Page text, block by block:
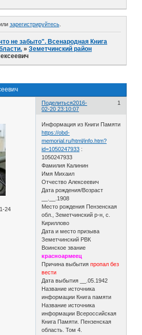
зарегистрируйтесь.
не забыто". Всенародная Книга
»Земетчинский район
Поделиться 1
2016-
02-20 23:10:07
24
Информация из Книги Памяти
https://obd-
memorial.ru/html/info.htm?
id=1050247933 :
1050247933
Фамилия Калинин
Имя Михаил
Отчество Алексеевич
Дата рождения/Возраст
__.__.1908
Место рождения Пензенская
обл., Земетчинский р-н, с.
Кириллово
Дата и место призыва
Земетчинский РВК
Воинское звание
красноармеец
Причина выбытияпропал без
вести
Дата выбытия __.05.1942
Название источника
информации Книга памяти
Название источника
информации Всероссийская
Книга Памяти. Пензенская
область. Том 4.